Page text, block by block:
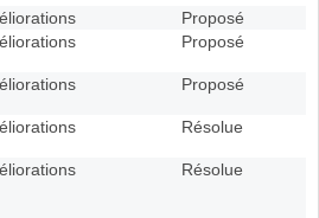
Proposé
Proposé
Proposé
Résolue
Résolue